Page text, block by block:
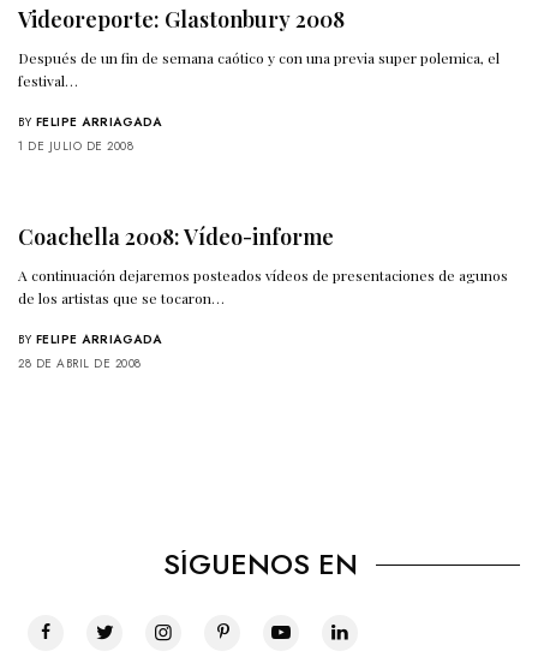
Videoreporte: Glastonbury 2008
Después de un fin de semana caótico y con una previa super polemica, el
festival…
BY FELIPE ARRIAGADA
1 DE JULIO DE 2008
Coachella 2008: Vídeo-informe
A continuación dejaremos posteados vídeos de presentaciones de agunos
de los artistas que se tocaron…
BY FELIPE ARRIAGADA
28 DE ABRIL DE 2008
SÍGUENOS EN